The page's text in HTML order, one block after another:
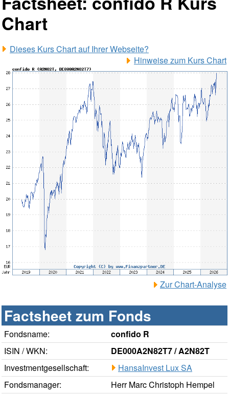
Chart
Dieses Kurs Chart auf Ihrer Webseite?
Hinweise zum Kurs Chart
Zur Chart-Analyse
Factsheet zum Fonds
Fondsname:
confido R
ISIN / WKN:
DE000A2N82T7 / A2N82T
Investmentgesellschaft:
HansaInvest Lux SA
Fondsmanager:
Herr Marc Christoph Hempel